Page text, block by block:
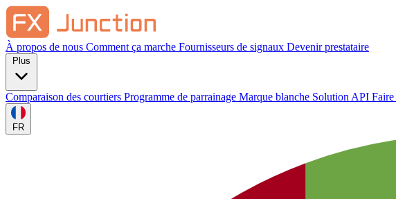
À propos de nous Comment ça marche Fournisseurs de signaux Devenir prestataire
Comparaison des courtiers Programme de parrainage Marque blanche Solution API
FR